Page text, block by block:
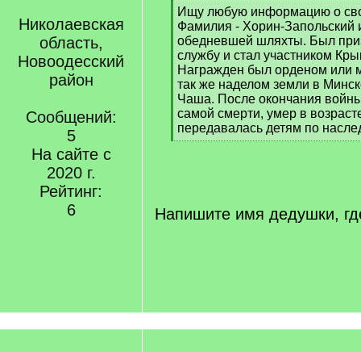
Николаевская
область,
Новоодесский
район
Сообщений:
5
На сайте с
2020 г.
Рейтинг:
6
[
q
]
Ищу любую информацию о
Фамилия - Хорин-Запольский
обедневшей шляхты. Был
службу и стал участником
Награжден был орденом или
так же наделом земли в
Чаша. После окончания
самой смерти, умер в
передавалась детям по
[
Напишите имя дедушки,